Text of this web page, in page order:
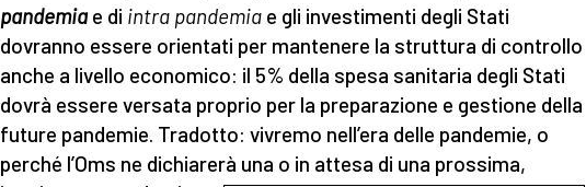
pandemiae di intra pandemia e gli investimenti degli Stati
dovranno essere orientati per mantenere la struttura di controllo
anche a livello economico: il 5% della spesa sanitaria degli Stati
dovrà essere versata proprio per la preparazione e gestione della
future pandemie. Tradotto: vivremo nell’era delle pandemie, o
perché l’Oms ne dichiarerà una o in attesa di una prossima,